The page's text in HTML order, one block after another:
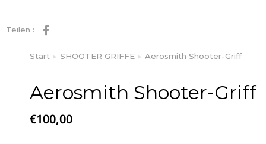
Teilen :
Sie befinden sich hier:
Start SHOOTER GRIFFE Aerosmith Shooter-Griff
Aerosmith Shooter-Griff
€100,00